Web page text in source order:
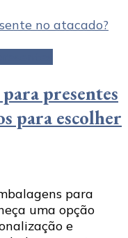
presentes
para escolher
para
uma opção
e